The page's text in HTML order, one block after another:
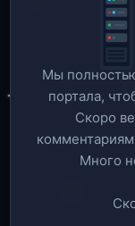
Мы
портала,
Скоро
Много